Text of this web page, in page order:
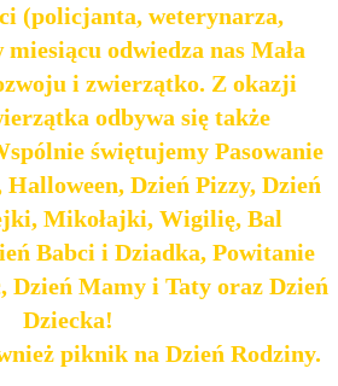
(policjanta, weterynarza,
odwiedza nas Mała
i zwierzątko. Z okazji
odbywa się także
świętujemy Pasowanie
Dzień Pizzy, Dzień
Mikołajki, Wigilię, Bal
Babci i Dziadka, Powitanie
Dzień Mamy i Taty oraz Dzień
Dziecka!
piknik na Dzień Rodziny.